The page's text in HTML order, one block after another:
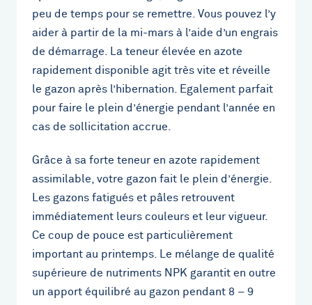
peu de temps pour se remettre. Vous pouvez l’y
aider à partir de la mi-mars à l’aide d’un engrais
de démarrage. La teneur élevée en azote
rapidement disponible agit très vite et réveille
le gazon après l’hibernation. Egalement parfait
pour faire le plein d’énergie pendant l’année en
cas de sollicitation accrue.
Grâce à sa forte teneur en azote rapidement
assimilable, votre gazon fait le plein d’énergie.
Les gazons fatigués et pâles retrouvent
immédiatement leurs couleurs et leur vigueur.
Ce coup de pouce est particulièrement
important au printemps. Le mélange de qualité
supérieure de nutriments NPK garantit en outre
un apport équilibré au gazon pendant 8 – 9